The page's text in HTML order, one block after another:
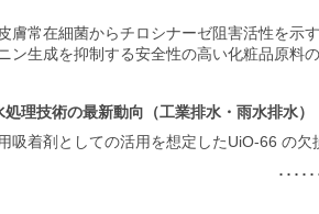
膚常在細菌からチロシナーゼ阻害活性を示
ン生成を抑制する安全性の高い化粧品原料
理技術の最新動向（工業排水・雨水排水）
吸着剤としての活用を想定したUiO-66 の欠
････